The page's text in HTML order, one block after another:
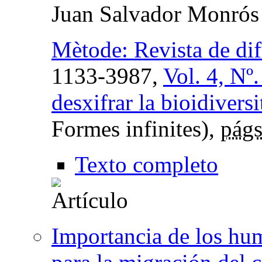
Juan Salvador
Mètode: Revista de
1133-3987, Vol. 4,
desxifrar la
Formes infinites),
Texto completo
Importancia de los